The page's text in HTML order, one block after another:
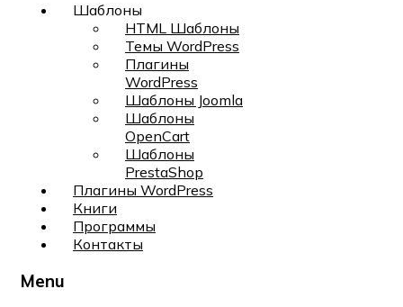
Шаблоны
HTML Шаблоны
Темы WordPress
Плагины
WordPress
Шаблоны Joomla
Шаблоны
OpenCart
Шаблоны
PrestaShop
Плагины WordPress
Книги
Программы
Контакты
Menu